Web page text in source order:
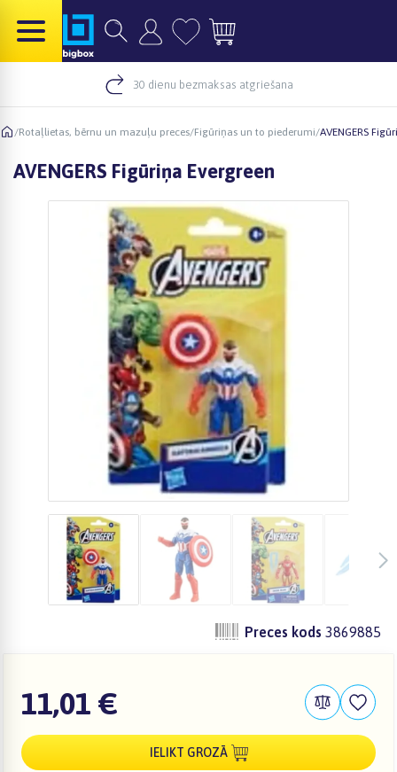
30 dienu bezmaksas atgriešana
/Rotaļlietas, bērnu un mazuļu preces/Figūriņas un to piederumi/AVENGERS
AVENGERS Figūriņa Evergreen
Preces kods 3869885
11,01 €
IELIKT GROZĀ